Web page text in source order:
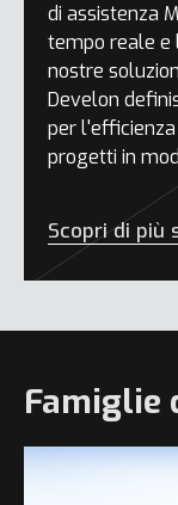
di assistenza
tempo reale e
nostre
Develon
per
progetti in
Scopri di più
Famiglie